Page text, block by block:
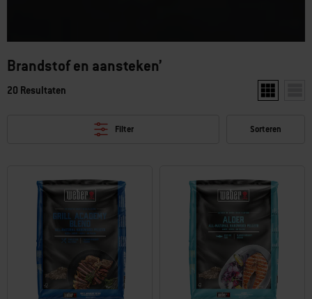
Brandstof en aansteken’
20 Resultaten Toon twee
Filter Sorteren